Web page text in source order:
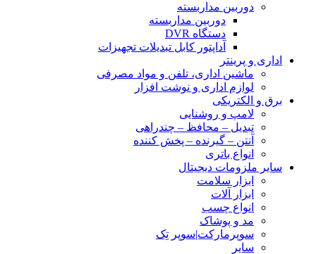
دوربین مداربسته
دوربین مداربسته
دستگاه DVR
آداپتور کابل تبدیلات تجهیزات
اداری و پرینتر
ماشین اداری، تلفن و مواد مصرفی
لوازم اداری و نوشت افزار
برق و الکتریکی
لامپ و روشنایی
تبدیل – محافظ – چندراهی
آنتن – گیرنده – پخش کننده
انواع باتری
سایر ملزومات دیجیتال
ابزار سلامت
ابزار آلات
انواع چسب
مد و پوشاک
سوپرمارکت|سوپر تِک
سایر